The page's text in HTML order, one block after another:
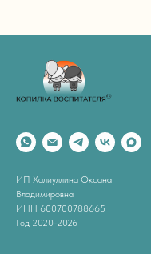
ИП Халиуллина Оксана
Владимировна
ИНН 600700788665
Год 2020-2026